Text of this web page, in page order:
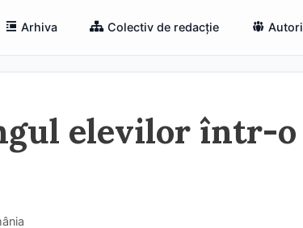
Arhiva Colectiv de redacție Autori
elevilor într-o